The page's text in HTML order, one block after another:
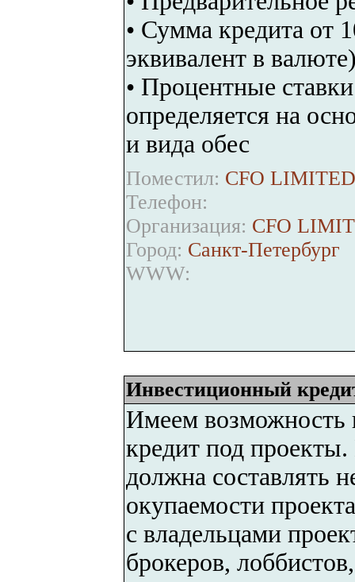
• Сумма кредита от
эквивалент в
• Процентные
определяется на
и вида обес
Поместил: CFO
Телефон:
Организация: CFO
Город: Санкт-Петербург
WWW:
Инвестиционный
Имеем возможность
кредит под проекты.
должна составлять
окупаемости
с владельцами
брокеров,